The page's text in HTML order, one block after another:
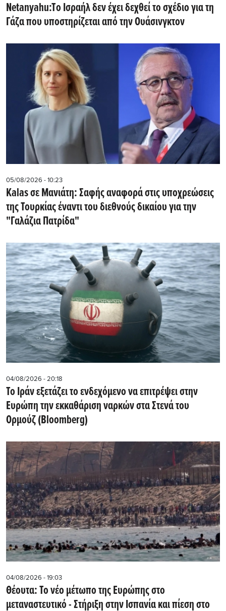
Netanyahu:Tο Ισραήλ δεν έχει δεχθεί το σχέδιο για τη
Γάζα που υποστηρίζεται από την Ουάσινγκτον
05/08/2026 - 10:23
Kalas σε Μανιάτη: Σαφής αναφορά στις υποχρεώσεις
της Τουρκίας έναντι του διεθνούς δικαίου για την
"Γαλάζια Πατρίδα"
04/08/2026 - 20:18
Το Ιράν εξετάζει το ενδεχόμενο να επιτρέψει στην
Ευρώπη την εκκαθάριση ναρκών στα Στενά του
Ορμούζ (Bloomberg)
04/08/2026 - 19:03
Θέουτα: Το νέο μέτωπο της Ευρώπης στο
μεταναστευτικό - Στήριξη στην Ισπανία και πίεση στο